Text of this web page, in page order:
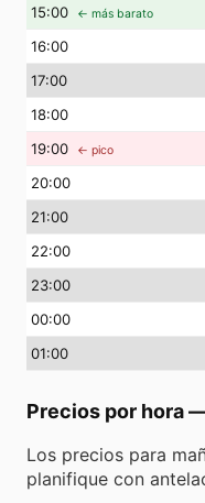
15:00 ← más barato
16:00
17:00
18:00
19:00 ← pico
20:00
21:00
22:00
23:00
00:00
01:00
Precios por hora
Los precios para
planifique con